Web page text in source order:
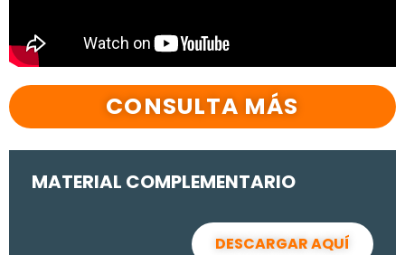
CONSULTA MÁS
MATERIAL COMPLEMENTARIO
DESCARGAR AQUÍ